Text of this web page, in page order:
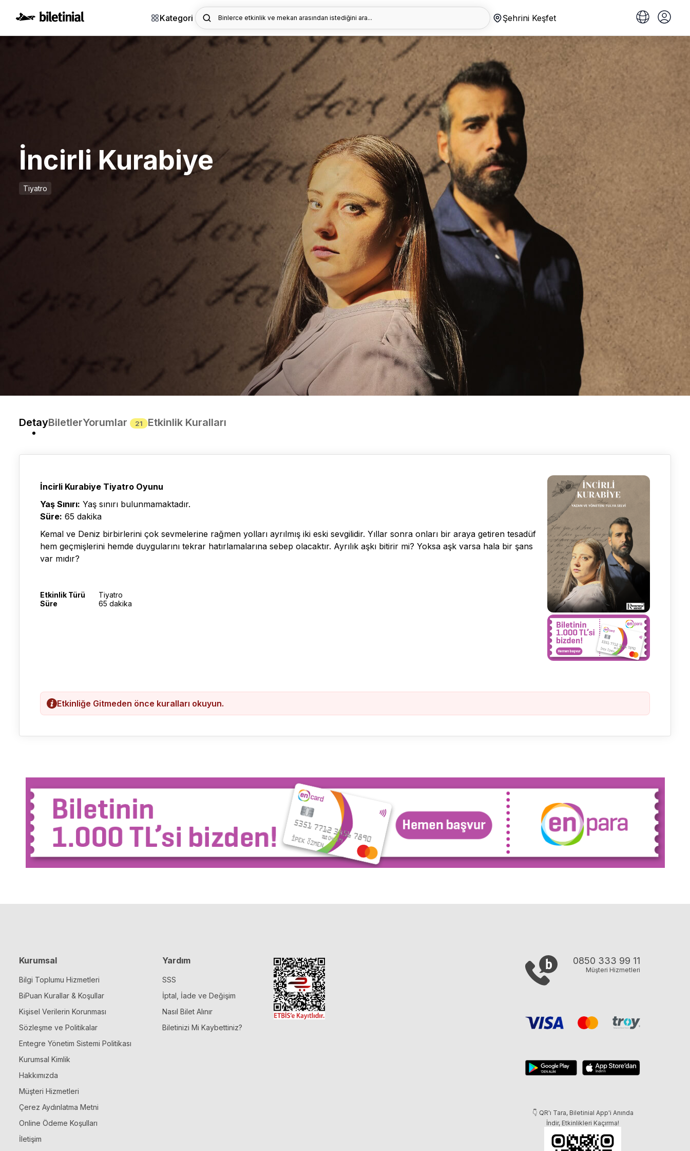
Kategori Binlerce etkinlik ve mekan arasından istediğini ara... Şehrini Keşfet
İncirli Kurabiye
Tiyatro
DetayBiletlerYorumlar 21 Etkinlik Kuralları
İncirli Kurabiye Tiyatro Oyunu
Yaş Sınırı: Yaş sınırı bulunmamaktadır.
Süre: 65 dakika
Kemal ve Deniz birbirlerini çok sevmelerine rağmen yolları ayrılmış iki eski sevgilidir. Yıllar sonra onları bir araya getiren tesadüf
hem geçmişlerini hemde duygularını tekrar hatırlamalarına sebep olacaktır. Ayrılık aşkı bitirir mi? Yoksa aşk varsa hala bir şans
var mıdır?
Etkinlik Türü
Tiyatro
Süre
65 dakika
Etkinliğe Gitmeden önce kuralları okuyun.
Kurumsal
Bilgi Toplumu Hizmetleri
BiPuan Kurallar & Koşullar
Kişisel Verilerin Korunması
Sözleşme ve Politikalar
Entegre Yönetim Sistemi Politikası
Kurumsal Kimlik
Hakkımızda
Müşteri Hizmetleri
Çerez Aydınlatma Metni
Online Ödeme Koşulları
İletişim
Yardım
SSS
İptal, İade ve Değişim
Nasıl Bilet Alınır
Biletinizi Mi Kaybettiniz?
0850 333 99 11
Müşteri Hizmetleri
👇 QR'ı Tara, Biletinial App'i Anında
İndir, Etkinlikleri Kaçırma!